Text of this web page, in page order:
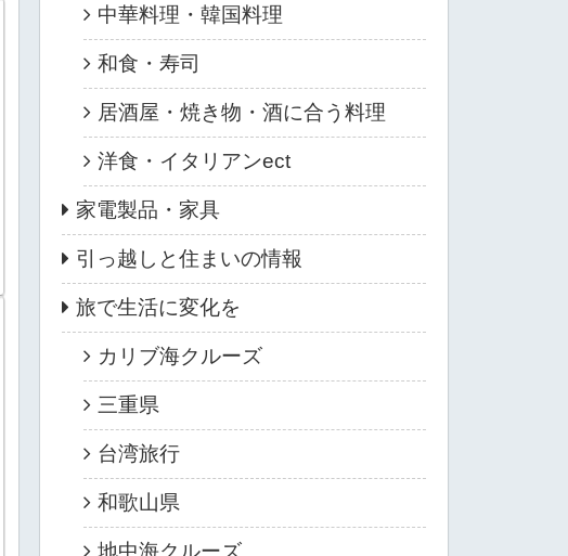
中華料理・韓国料理
和食・寿司
居酒屋・焼き物・酒に合う料理
洋食・イタリアンect
家電製品・家具
引っ越しと住まいの情報
旅で生活に変化を
カリブ海クルーズ
三重県
台湾旅行
和歌山県
地中海クルーズ